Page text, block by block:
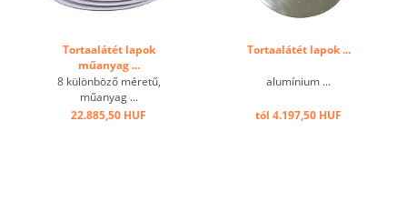
Tortaalátét lapok
műanyag ...
8 különböző méretű,
műanyag ...
22.885,50 HUF
Tortaalátét lapok ...
alumínium ...
tól 4.197,50 HUF